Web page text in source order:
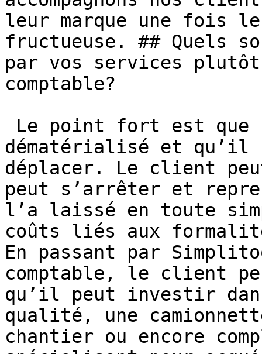
leur marque une fois
fructueuse. ## Quels
par vos services
comptable?
dématérialisé et qu’il
déplacer. Le client
peut s’arrêter et
l’a laissé en toute
coûts liés aux
En passant par
comptable, le client
qu’il peut investir
qualité, une
chantier ou encore